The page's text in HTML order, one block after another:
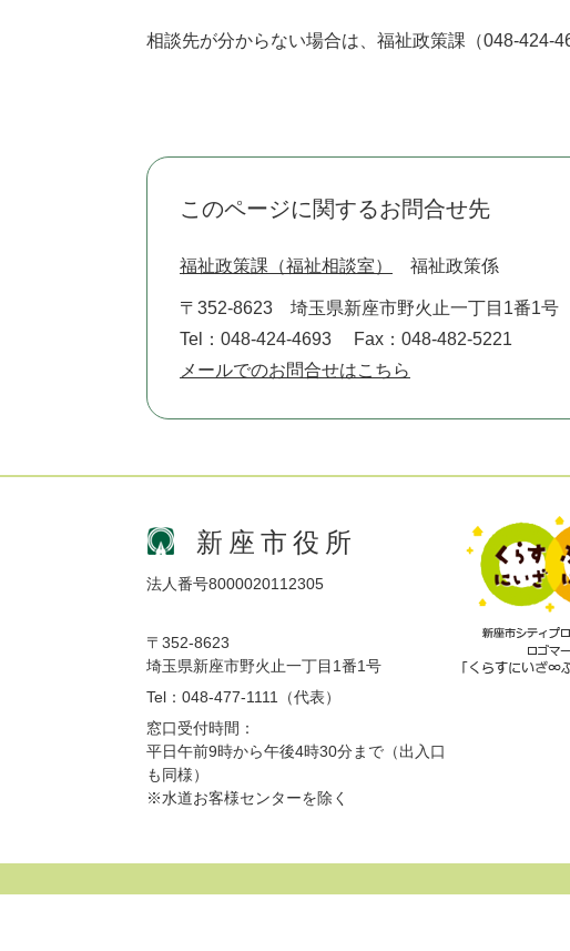
相談先が分からない場合は、福祉政策課（048-424-
このページに関するお問合せ先
福祉政策課（福祉相談室） 福祉政策係
〒352-8623
埼玉県新座市野火止一丁目1番1
Tel：048-424-4693
Fax：048-482-5221
メールでのお問合せはこちら
新座市役所
法人番号8000020112305
〒352-8623
埼玉県新座市野火止一丁目1番1号
Tel：048-477-1111（代表）
窓口受付時間：
平日午前9時から午後4時30分まで（出入口
も同様）
※水道お客様センターを除く